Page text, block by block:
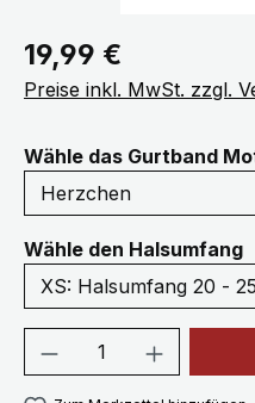
Regulärer Preis:
19,99 €
Preise inkl. MwSt. zzgl.
Wähle das Gurtband
Wähle den Halsumfang
Produkt Anzahl: